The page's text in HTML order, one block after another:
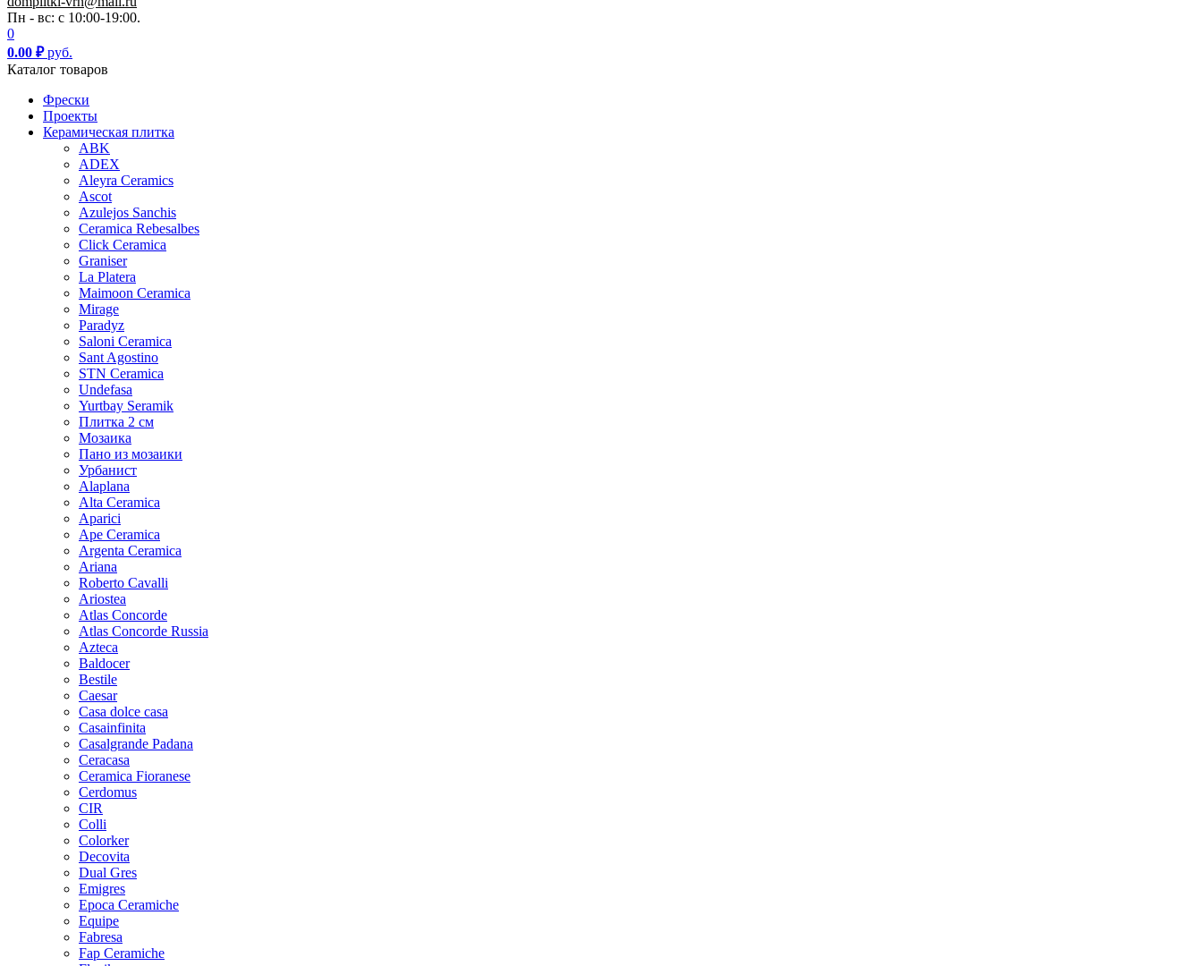
Пн - вс: с 10:00-19:00.
0
0.00 ₽руб.
Каталог товаров
Фрески
Проекты
Керамическая плитка
ABK
ADEX
Aleyra Ceramics
Ascot
Azulejos Sanchis
Ceramica Rebesalbes
Click Ceramica
Graniser
La Platera
Maimoon Ceramica
Mirage
Paradyz
Saloni Ceramica
Sant Agostino
STN Ceramica
Undefasa
Yurtbay Seramik
Плитка 2 см
Мозаика
Пано из мозаики
Урбанист
Alaplana
Alta Ceramica
Aparici
Ape Ceramica
Argenta Ceramica
Ariana
Roberto Cavalli
Ariostea
Atlas Concorde
Atlas Concorde Russia
Azteca
Baldocer
Bestile
Caesar
Casa dolce casa
Casainfinita
Casalgrande Padana
Ceracasa
Ceramica Fioranese
Cerdomus
CIR
Colli
Colorker
Decovita
Dual Gres
Emigres
Epoca Ceramiche
Equipe
Fabresa
Fap Ceramiche